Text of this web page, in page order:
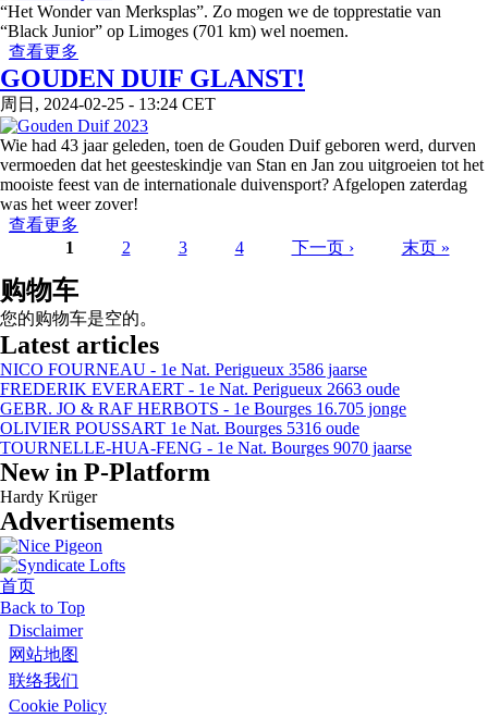
“Het Wonder van Merksplas”. Zo mogen we de topprestatie van
“Black Junior” op Limoges (701 km) wel noemen.
查看更多
Limoges 10.653 oude
GOUDEN DUIF GLANST!
周日, 2024-02-25 - 13:24 CET
Wie had 43 jaar geleden, toen de Gouden Duif geboren werd, durven
vermoeden dat het geesteskindje van Stan en Jan zou uitgroeien tot het
mooiste feest van de internationale duivensport? Afgelopen zaterdag
was het weer zover!
查看更多
1 2 3 4 下一页 › 末页 »
购物车
您的购物车是空的。
Latest articles
NICO FOURNEAU - 1e Nat. Perigueux 3586 jaarse
FREDERIK EVERAERT - 1e Nat. Perigueux 2663 oude
GEBR. JO & RAF HERBOTS - 1e Bourges 16.705 jonge
OLIVIER POUSSART 1e Nat. Bourges 5316 oude
TOURNELLE-HUA-FENG - 1e Nat. Bourges 9070 jaarse
New in P-Platform
Hardy Krüger
Advertisements
当前位置
首页
Back to Top
Disclaimer
网站地图
联络我们
Cookie Policy